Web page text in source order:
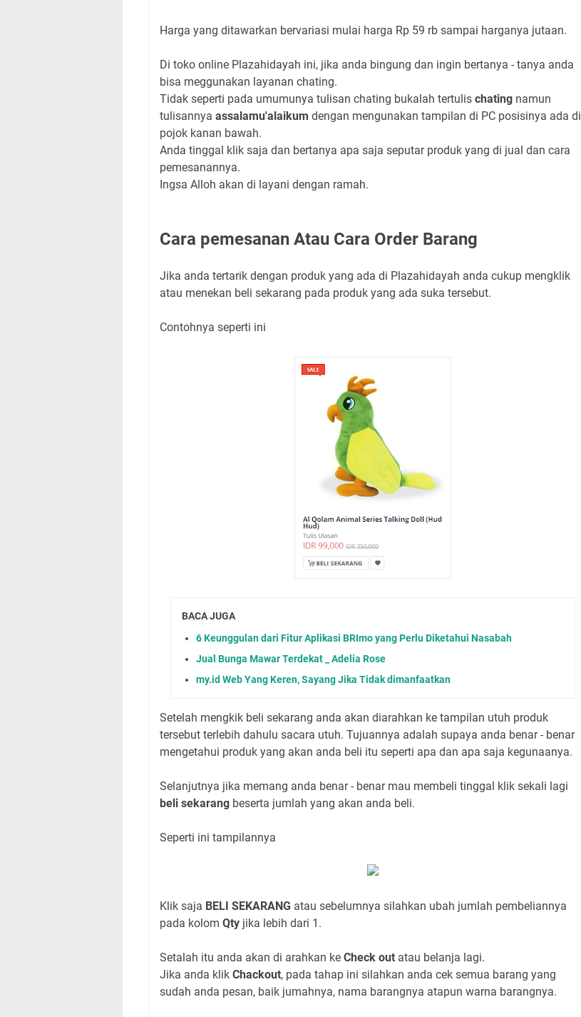
Harga yang ditawarkan bervariasi mulai harga Rp 59 rb sampai harganya jutaan.
Di toko online Plazahidayah ini, jika anda bingung dan ingin bertanya - tanya anda
bisa meggunakan layanan chating.
Tidak seperti pada umumunya tulisan chating bukalah tertulis chating namun
tulisannya assalamu'alaikum dengan mengunakan tampilan di PC posisinya ada di
pojok kanan bawah.
Anda tinggal klik saja dan bertanya apa saja seputar produk yang di jual dan cara
pemesanannya.
Ingsa Alloh akan di layani dengan ramah.
Cara pemesanan Atau Cara Order Barang
Jika anda tertarik dengan produk yang ada di Plazahidayah anda cukup mengklik
atau menekan beli sekarang pada produk yang ada suka tersebut.
Contohnya seperti ini
BACA JUGA
6 Keunggulan dari Fitur Aplikasi BRImo yang Perlu Diketahui Nasabah
Jual Bunga Mawar Terdekat _ Adelia Rose
my.id Web Yang Keren, Sayang Jika Tidak dimanfaatkan
Setelah mengkik beli sekarang anda akan diarahkan ke tampilan utuh produk
tersebut terlebih dahulu sacara utuh. Tujuannya adalah supaya anda benar - benar
mengetahui produk yang akan anda beli itu seperti apa dan apa saja kegunaanya.
Selanjutnya jika memang anda benar - benar mau membeli tinggal klik sekali lagi
beli sekarang beserta jumlah yang akan anda beli.
Seperti ini tampilannya
Klik saja BELI SEKARANG atau sebelumnya silahkan ubah jumlah pembeliannya
pada kolom Qty jika lebih dari 1.
Setalah itu anda akan di arahkan ke Check out atau belanja lagi.
Jika anda klik Chackout, pada tahap ini silahkan anda cek semua barang yang
sudah anda pesan, baik jumahnya, nama barangnya atapun warna barangnya.